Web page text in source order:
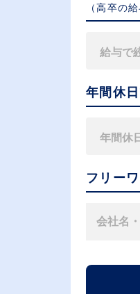
（⾼卒の
年間休
フリー